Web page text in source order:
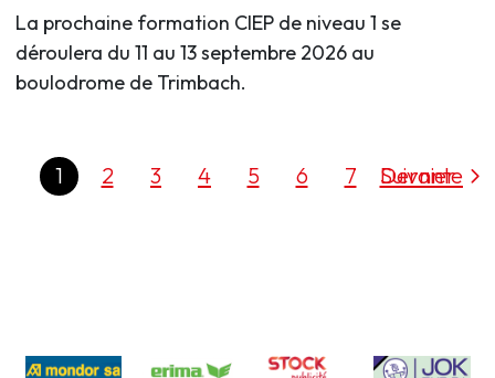
La prochaine formation CIEP de niveau 1 se
déroulera du 11 au 13 septembre 2026 au
boulodrome de Trimbach.
1 2 3 4 5 6 7 Dernier
Suivante